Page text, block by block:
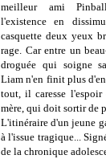
meilleur ami
l'existence en
casquette deux yeux
rage. Car entre un
droguée qui soigne
Liam n'en finit plus
tout, il caresse
mère, qui doit sortir de
L'itinéraire d'un jeune
à l'issue tragique...
de la chronique